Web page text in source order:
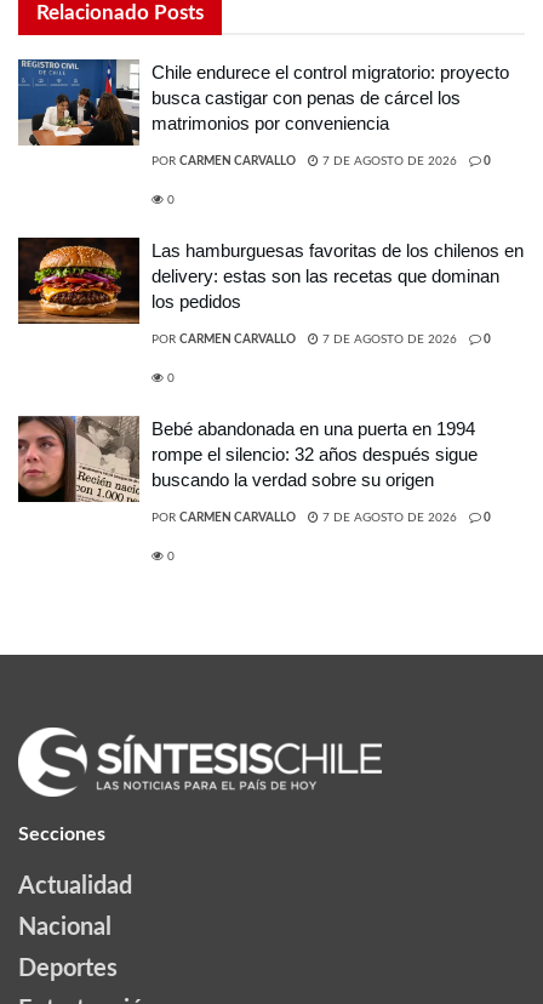
Relacionado Posts
Chile endurece el control migratorio: proyecto
busca castigar con penas de cárcel los
matrimonios por conveniencia
POR CARMEN CARVALLO 7 DE AGOSTO DE 2026 0
0
Las hamburguesas favoritas de los chilenos en
delivery: estas son las recetas que dominan
los pedidos
POR CARMEN CARVALLO 7 DE AGOSTO DE 2026 0
0
Bebé abandonada en una puerta en 1994
rompe el silencio: 32 años después sigue
buscando la verdad sobre su origen
POR CARMEN CARVALLO 7 DE AGOSTO DE 2026 0
0
Secciones
Actualidad
Nacional
Deportes